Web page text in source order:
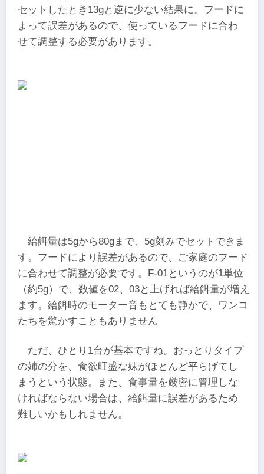
セットしたとき13gと逆に少ない結果に。フードに
よって誤差があるので、使っているフードに合わ
せて調整する必要があります。
給餌量は5gから80gまで、5g刻みでセットできま
す。フードにより誤差があるので、ご家庭のフード
に合わせて調整が必要です。F-01というのが1単位
（約5g）で、数値を02、03と上げれば給餌量が増え
ます。給餌時のモーター音もとても静かで、ワンコ
たちを驚かすこともありません
ただ、ひとり1台が基本ですね。おっとりタイプ
の姉の分を、食欲旺盛な妹がほとんど平らげてし
まうという状態。また、食事量を厳密に管理しな
ければならない場合は、給餌量に誤差があるため
難しいかもしれません。